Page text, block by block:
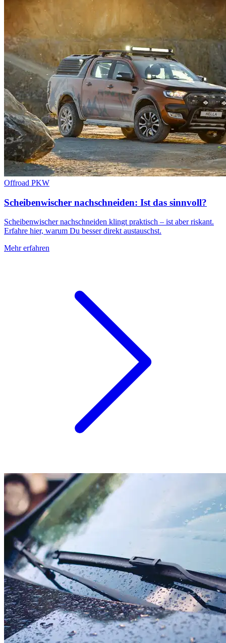
Offroad PKW
Scheibenwischer nachschneiden: Ist das sinnvoll?
Scheibenwischer nachschneiden klingt praktisch – ist aber riskant.
Erfahre hier, warum Du besser direkt austauschst.
Mehr erfahren